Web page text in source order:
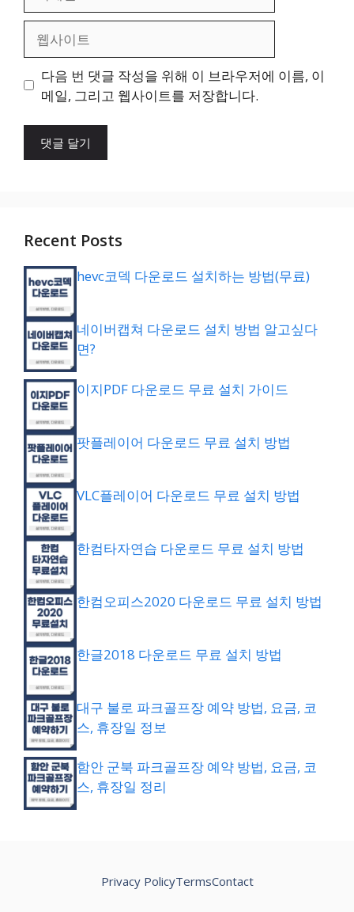
일
트
다음 번 댓글 작성을 위해 이 브라우저에 이름, 이
메일, 그리고 웹사이트를 저장합니다.
Recent Posts
hevc코덱 다운로드 설치하는 방법(무료)
네이버캡쳐 다운로드 설치 방법 알고싶다
면?
이지PDF 다운로드 무료 설치 가이드
팟플레이어 다운로드 무료 설치 방법
VLC플레이어 다운로드 무료 설치 방법
한컴타자연습 다운로드 무료 설치 방법
한컴오피스2020 다운로드 무료 설치 방법
한글2018 다운로드 무료 설치 방법
대구 불로 파크골프장 예약 방법, 요금, 코
스, 휴장일 정보
함안 군북 파크골프장 예약 방법, 요금, 코
스, 휴장일 정리
Privacy PolicyTermsContact